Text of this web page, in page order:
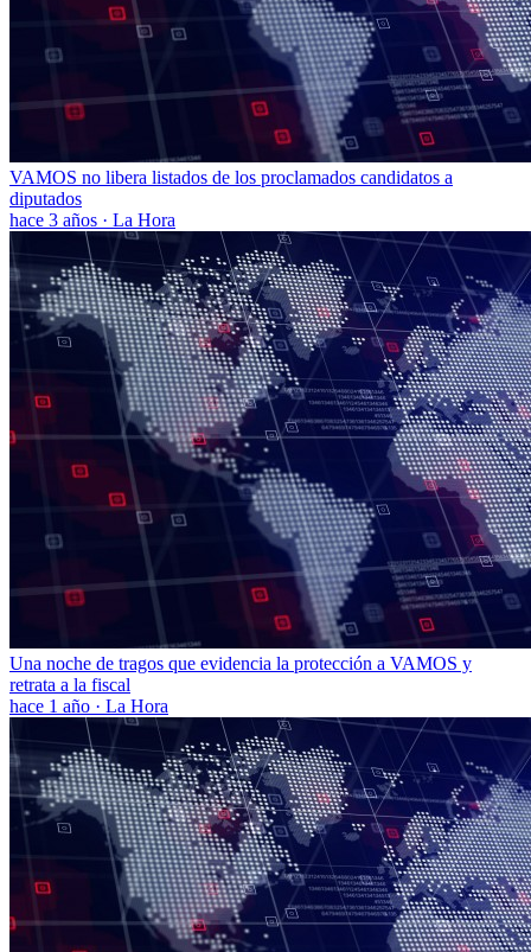
VAMOS no libera listados de los proclamados candidatos a
diputados
hace 3 años · La Hora
Una noche de tragos que evidencia la protección a VAMOS y
retrata a la fiscal
hace 1 año · La Hora